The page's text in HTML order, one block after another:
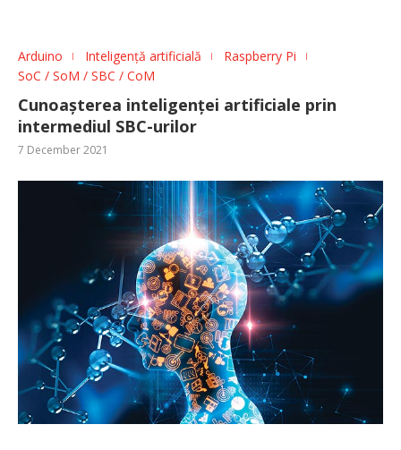
Arduino Inteligență artificială
Raspberry Pi
SoC / SoM / SBC / CoM
Cunoașterea inteligenței artificiale prin
intermediul SBC-urilor
7 December 2021